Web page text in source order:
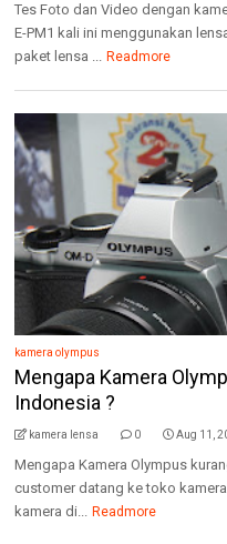
Tes Foto dan Video dengan
E-PM1 kali ini menggunakan
paket lensa ... Readmore
kamera olympus
Mengapa Kamera
Indonesia ?
kamera lensa 0 Aug 11,
Mengapa Kamera Olympus
customer datang ke toko
kamera di... Readmore